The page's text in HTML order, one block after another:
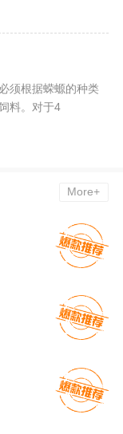
须根据蝾螈的种类
料。对于4
More+